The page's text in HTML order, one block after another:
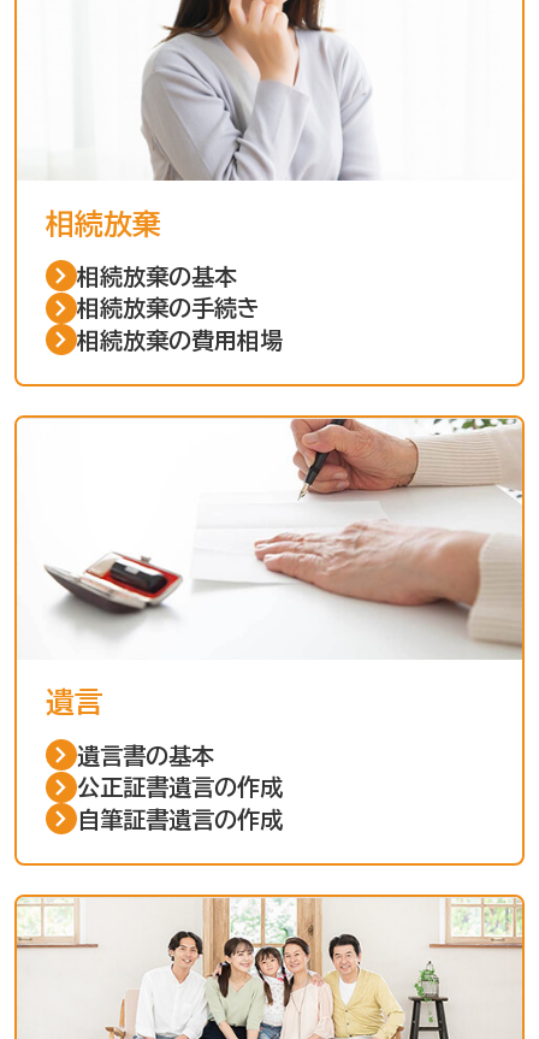
相続放棄
相続放棄の基本
相続放棄の手続き
相続放棄の費用相場
遺言
遺言書の基本
公正証書遺言の作成
自筆証書遺言の作成